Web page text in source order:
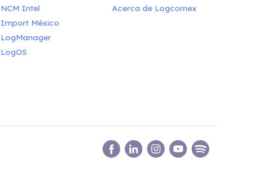
NCM Intel
Import México
LogManager
LogOS
Acerca de Logcomex